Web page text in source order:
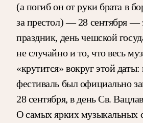
(а погиб он от руки брата в
за престол) — 28 сентября
праздник, день чешской
не случайно и то, что весь
«крутится» вокруг этой
фестиваль был официально
28 сентября, в день Св.
О самых ярких музыкальных